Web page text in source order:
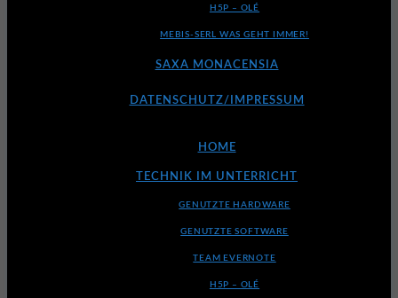
H5P – OLÉ
MEBIS-SERL WAS GEHT IMMER!
SAXA MONACENSIA
DATENSCHUTZ/IMPRESSUM
HOME
TECHNIK IM UNTERRICHT
GENUTZTE HARDWARE
GENUTZTE SOFTWARE
TEAM EVERNOTE
H5P – OLÉ